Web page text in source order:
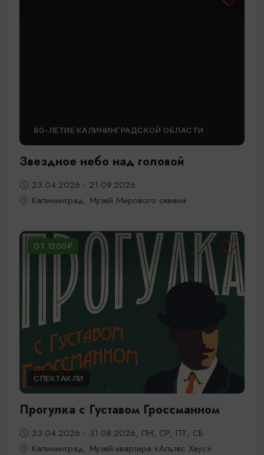
80-ЛЕТИЕ КАЛИНИНГРАДСКОЙ ОБЛАСТИ
Звездное небо над головой
23.04.2026 - 21.09.2026
Калининград, Музей Мирового океана
ОТ 1200₽
СПЕКТАКЛИ
Прогулка с Густавом Гроссманном
23.04.2026 - 31.08.2026, ПН, СР, ПТ, СБ
Калининград, Музей-квартира «Альтес Хаус»